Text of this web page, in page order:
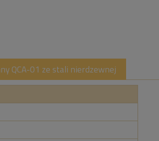
QCA-01 ze stali nierdzewnej